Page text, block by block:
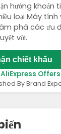
hưởng khoản
loại Máy tính
phá các ưu
vời.
chiết khấu
Offers
By Brand